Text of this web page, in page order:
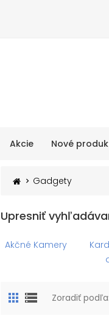
Akcie Nové
Gadgety
Upresniť
Akčné Kamery
Zoradiť podľa: